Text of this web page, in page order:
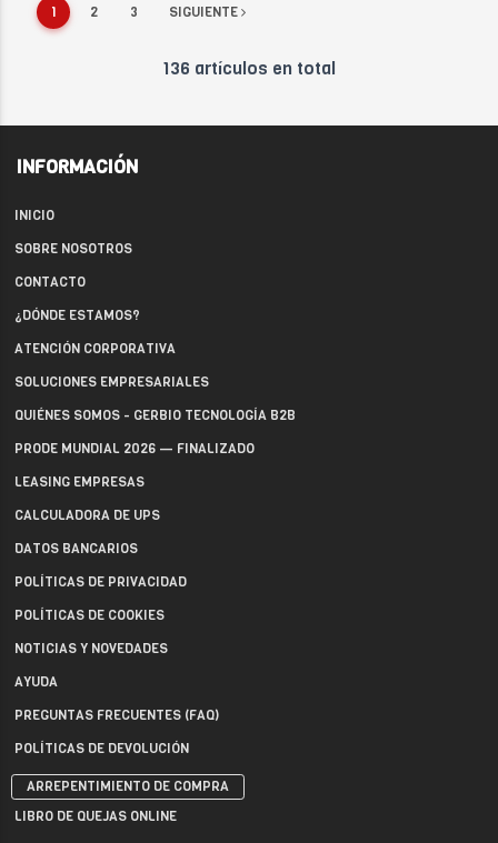
1 2 3 SIGUIENTE
136 artículos en total
INFORMACIÓN
INICIO
SOBRE NOSOTROS
CONTACTO
¿DÓNDE ESTAMOS?
ATENCIÓN CORPORATIVA
SOLUCIONES EMPRESARIALES
QUIÉNES SOMOS - GERBIO TECNOLOGÍA B2B
PRODE MUNDIAL 2026 — FINALIZADO
LEASING EMPRESAS
CALCULADORA DE UPS
DATOS BANCARIOS
POLÍTICAS DE PRIVACIDAD
POLÍTICAS DE COOKIES
NOTICIAS Y NOVEDADES
AYUDA
PREGUNTAS FRECUENTES (FAQ)
POLÍTICAS DE DEVOLUCIÓN
ARREPENTIMIENTO DE COMPRA
LIBRO DE QUEJAS ONLINE